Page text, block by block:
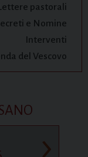
pastorali
e Nomine
Interventi
del Vescovo
›